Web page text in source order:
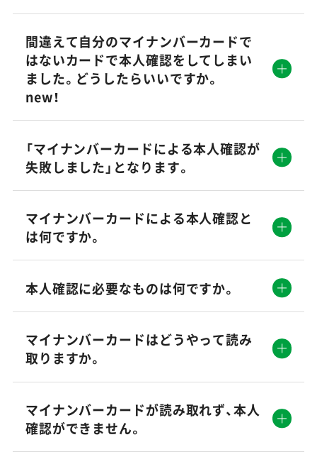
間違えて自分のマイナンバーカードで
はないカードで本人確認をしてしまい
ました。どうしたらいいですか。
new！
「マイナンバーカードによる本人確認が
失敗しました」となります。
マイナンバーカードによる本人確認と
は何ですか。
本人確認に必要なものは何ですか。
マイナンバーカードはどうやって読み
取りますか。
マイナンバーカードが読み取れず、本人
確認ができません。